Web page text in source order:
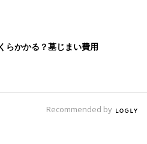
らかかる？墓じまい費用
Recommended by